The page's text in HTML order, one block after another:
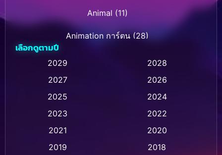
Animal (11)
Animation การ์ตูน(28)
Animation การ์ตูน (236)
Animation การ์ตูน (32)
Animation แอนิเมชั่น (1)
Animation แอนิเมชัน (1)
เลือกดูตามปี
2029
2028
2027
2026
2025
2024
2023
2022
2021
2020
2019
2018